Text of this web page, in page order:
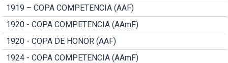
1919 – COPA COMPETENCIA (AAF)
1920 - COPA COMPETENCIA (AAmF)
1920 - COPA DE HONOR (AAF)
1924 - COPA COMPETENCIA (AAmF)